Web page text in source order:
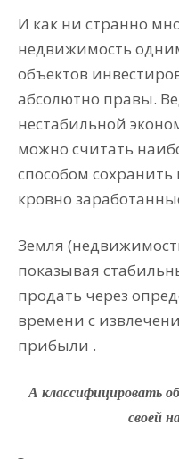
И как ни странно
недвижимость
объектов
абсолютно правы.
нестабильной
можно считать
способом
кровно
Земля
показывая
продать через
времени с
прибыли .
А классифицировать
своей